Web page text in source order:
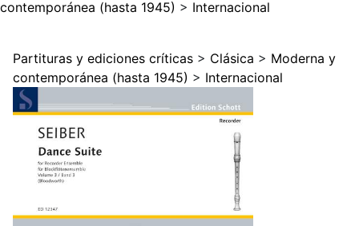
contemporánea (hasta 1945) > Internacional
Partituras y ediciones críticas > Clásica > Moderna y
contemporánea (hasta 1945) > Internacional